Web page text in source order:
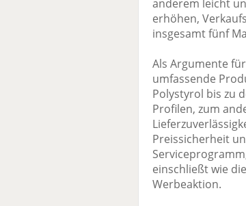
anderem leicht
erhöhen,
insgesamt fünf
Als Argumente
umfassende
Polystyrol bis zu
Profilen, zum
Preissicherheit
einschließt wie
Werbeaktion.